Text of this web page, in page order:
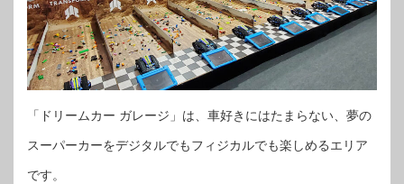
「ドリームカー ガレージ」は、車好きにはたまらない、夢の
スーパーカーをデジタルでもフィジカルでも楽しめるエリア
です。